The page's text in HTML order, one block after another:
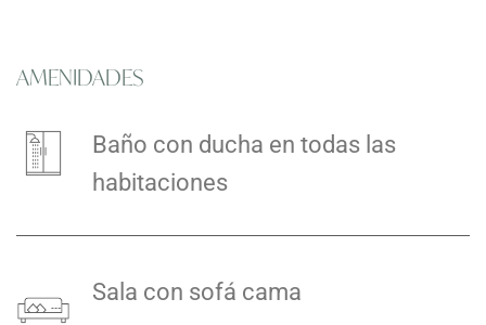
AMENIDADES
Baño con ducha en todas las
habitaciones
Sala con sofá cama